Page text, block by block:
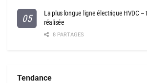
La plus longue ligne électrique HVDC
réalisée
8 PARTAGES
Tendance